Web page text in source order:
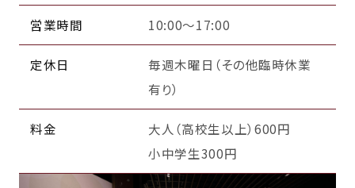
営業時間 10:00～17:00
定休日
毎週木曜日（その他臨時休業
有り）
料金
大人（高校生以上）600円
小中学生300円